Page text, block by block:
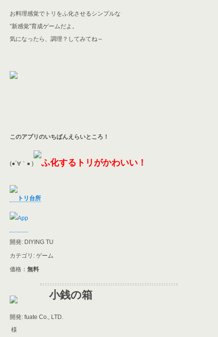
お料理感覚でトリをふ化させるシンプルな
”新感覚”育成ゲームだよ。
気になったら、調理？してみてね～
このアプリのいちばんえらいところ！
(●´∀｀● ) ふ化するトリがかわいい！
トリ台所
開発: DIYING TU
カテゴリ: ゲーム
価格： 無料
小銭の箱
開発: fuate Co., LTD.
様